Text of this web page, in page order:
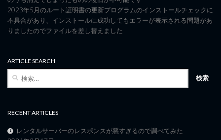
2023年5月のルート証明書の更新プログラムのインストールチェックに
不具合があり、インストールに成功してもエラーが表示される問題があ
りましたのでファイルを差し替えました
ARTICLE SEARCH
RECENT ARTICLES
レンタルサーバーのレスポンスが悪すぎるので調べてみた